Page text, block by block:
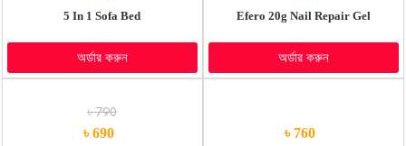
5 In 1 Sofa Bed
অর্ডার করুন
Efero 20g Nail Repair Gel
অর্ডার করুন
৳ 690
৳ 790
৳ 760